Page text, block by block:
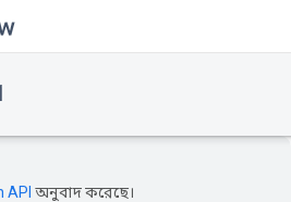
API অনুবাদ করেছে।